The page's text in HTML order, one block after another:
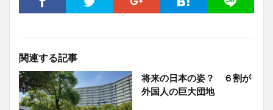
関連する記事
将来の日本の姿？ ６割が
外国人の巨大団地